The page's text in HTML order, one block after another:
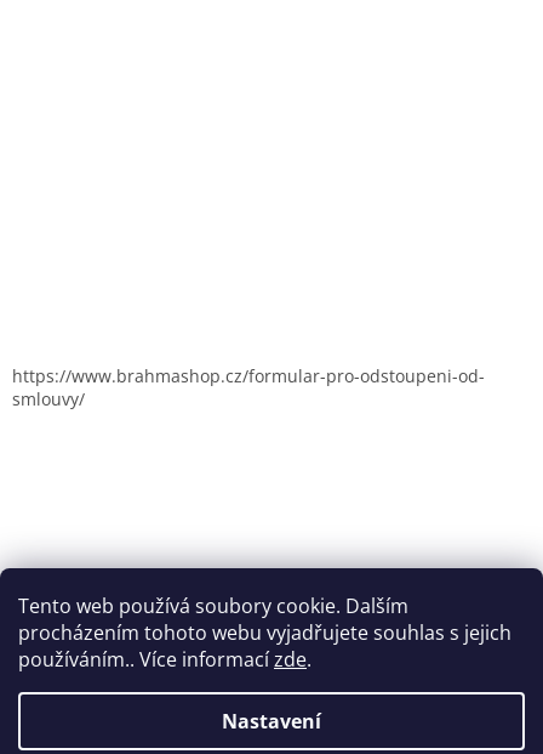
Tento web používá soubory cookie. Dalším
procházením tohoto webu vyjadřujete souhlas s jejich
používáním.. Více informacízde.
Nastavení
https://www.brahmashop.cz/formular-pro-odstoupeni-od-
smlouvy/
Vytvořil Shoptet